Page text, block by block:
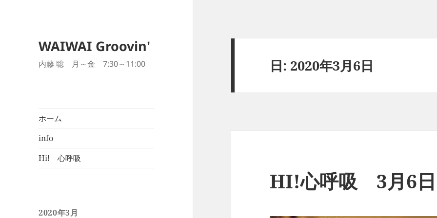
WAIWAI Groovin'
内藤 聡 月～金 7:30～11:00
ホーム
info
Hi! 心呼吸
2020年3月
日: 2020年3月6日
HI!心呼吸 3月6日